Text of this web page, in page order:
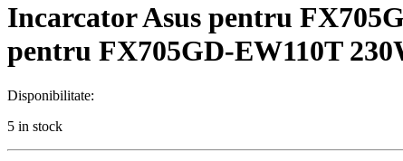
Incarcator Asus pentru
pentru FX705GD-EW110T
Disponibilitate:
5 in stock